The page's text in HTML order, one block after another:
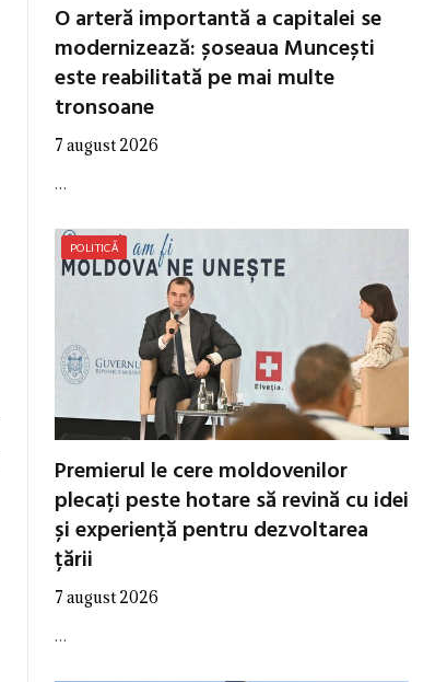
O arteră importantă a capitalei se
modernizează: șoseaua Muncești
este reabilitată pe mai multe
tronsoane
7 august 2026
…
POLITICĂ
Premierul le cere moldovenilor
plecați peste hotare să revină cu idei
și experiență pentru dezvoltarea
țării
7 august 2026
…